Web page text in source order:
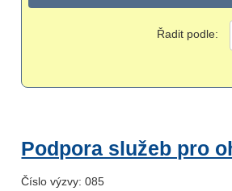
Řadit podle:
Podpora služeb pro
Číslo výzvy: 085